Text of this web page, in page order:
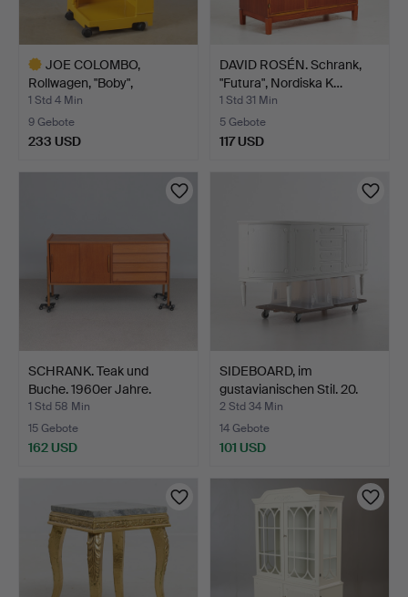
JOE COLOMBO,
Rollwagen, "Boby",
Bieffeplas…
1 Std 4 Min
9 Gebote
233 USD
DAVID ROSÉN. Schrank,
"Futura", Nordiska K…
1 Std 31 Min
5 Gebote
117 USD
SCHRANK. Teak und
Buche. 1960er Jahre.
1 Std 58 Min
15 Gebote
162 USD
SIDEBOARD, im
gustavianischen Stil. 20.
Ja…
2 Std 34 Min
14 Gebote
101 USD